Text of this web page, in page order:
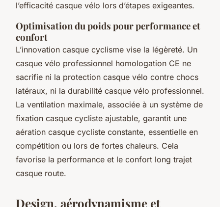
l’efficacité casque vélo lors d’étapes exigeantes.
Optimisation du poids pour performance et
confort
L’innovation casque cyclisme vise la légèreté. Un
casque vélo professionnel homologation CE ne
sacrifie ni la protection casque vélo contre chocs
latéraux, ni la durabilité casque vélo professionnel.
La ventilation maximale, associée à un système de
fixation casque cycliste ajustable, garantit une
aération casque cycliste constante, essentielle en
compétition ou lors de fortes chaleurs. Cela
favorise la performance et le confort long trajet
casque route.
Design, aérodynamisme et